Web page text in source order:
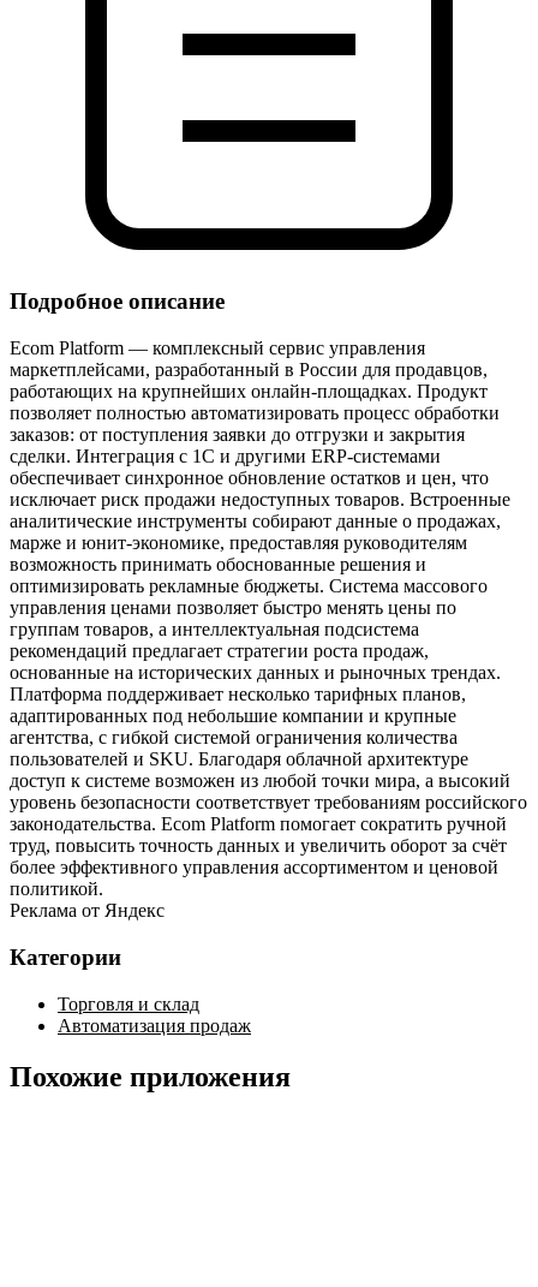
Подробное описание
Ecom Platform — комплексный сервис управления
маркетплейсами, разработанный в России для продавцов,
работающих на крупнейших онлайн‑площадках. Продукт
позволяет полностью автоматизировать процесс обработки
заказов: от поступления заявки до отгрузки и закрытия
сделки. Интеграция с 1С и другими ERP‑системами
обеспечивает синхронное обновление остатков и цен, что
исключает риск продажи недоступных товаров. Встроенные
аналитические инструменты собирают данные о продажах,
марже и юнит‑экономике, предоставляя руководителям
возможность принимать обоснованные решения и
оптимизировать рекламные бюджеты. Система массового
управления ценами позволяет быстро менять цены по
группам товаров, а интеллектуальная подсистема
рекомендаций предлагает стратегии роста продаж,
основанные на исторических данных и рыночных трендах.
Платформа поддерживает несколько тарифных планов,
адаптированных под небольшие компании и крупные
агентства, с гибкой системой ограничения количества
пользователей и SKU. Благодаря облачной архитектуре
доступ к системе возможен из любой точки мира, а высокий
уровень безопасности соответствует требованиям российского
законодательства. Ecom Platform помогает сократить ручной
труд, повысить точность данных и увеличить оборот за счёт
более эффективного управления ассортиментом и ценовой
политикой.
Реклама от Яндекс
Категории
Торговля и склад
Автоматизация продаж
Похожие приложения